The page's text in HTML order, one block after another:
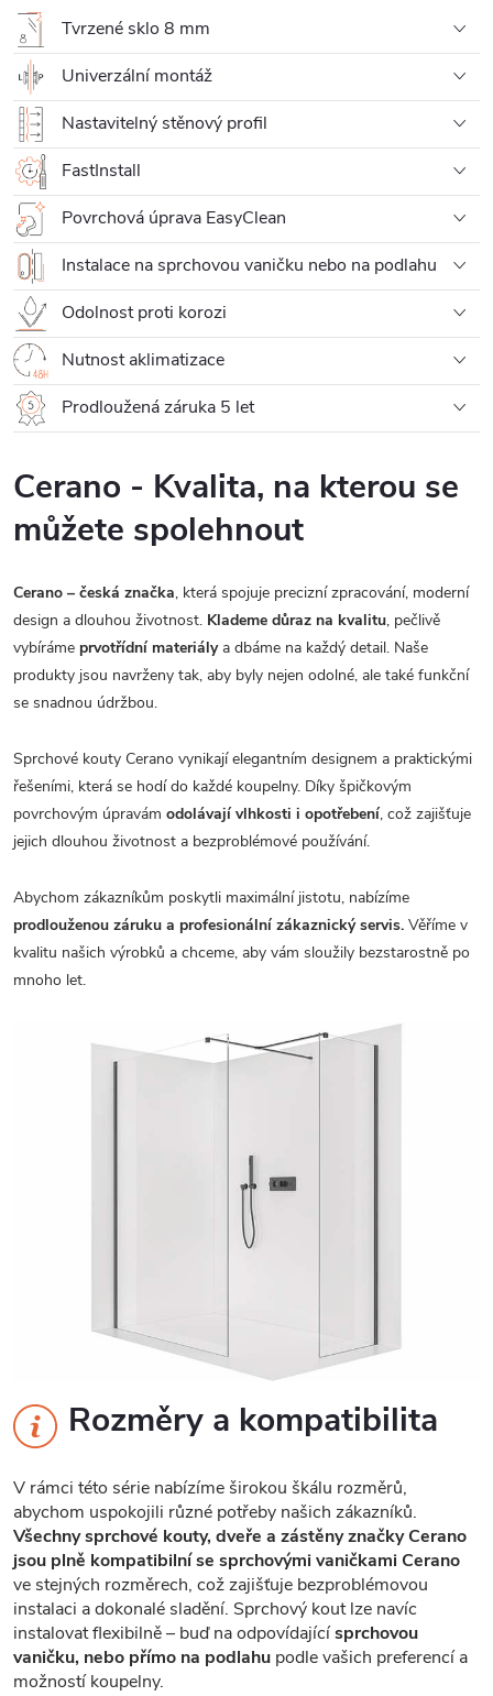
Tvrzené sklo 8 mm
Univerzální montáž
Nastavitelný stěnový profil
FastInstall
Povrchová úprava EasyClean
Instalace na sprchovou vaničku nebo na podlahu
Odolnost proti korozi
Nutnost aklimatizace
Prodloužená záruka 5 let
Cerano - Kvalita, na kterou se
můžete spolehnout
Cerano – česká značka, která spojuje precizní zpracování, moderní
design a dlouhou životnost. Klademe důraz na kvalitu, pečlivě
vybíráme prvotřídní materiálya dbáme na každý detail. Naše
produkty jsou navrženy tak, aby byly nejen odolné, ale také funkční
se snadnou údržbou.
Sprchové kouty Cerano vynikají elegantním designem a praktickými
řešeními, která se hodí do každé koupelny. Díky špičkovým
povrchovým úpravám odolávají vlhkosti i opotřebení, což zajišťuje
jejich dlouhou životnost a bezproblémové používání.
Abychom zákazníkům poskytli maximální jistotu, nabízíme
prodlouženou záruku a profesionální zákaznický servis. Věříme v
kvalitu našich výrobků a chceme, aby vám sloužily bezstarostně po
mnoho let.
Rozměry a kompatibilita
V rámci této série nabízíme širokou škálu rozměrů,
abychom uspokojili různé potřeby našich zákazníků.
Všechny sprchové kouty, dveře a zástěny značky Cerano
jsou plně kompatibilní se sprchovými vaničkami Cerano
ve stejných rozměrech, což zajišťuje bezproblémovou
instalaci a dokonalé sladění. Sprchový kout lze navíc
instalovat flexibilně – buď na odpovídajícísprchovou
vaničku, nebo přímo na podlahu podle vašich preferencí a
možností koupelny.